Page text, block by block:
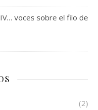
voces sobre el filo de
(2)